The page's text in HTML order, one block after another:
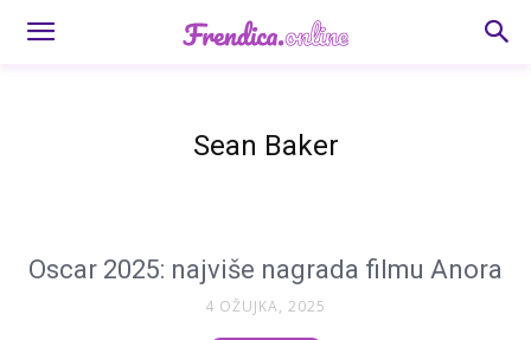
Sean Baker
Oscar 2025: najviše nagrada filmu Anora
4 OŽUJKA, 2025